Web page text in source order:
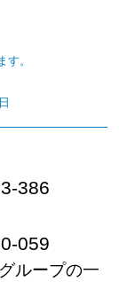
。
386
059
ループの一